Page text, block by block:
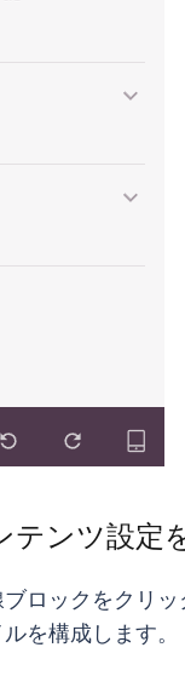
テンツ設定
ロックをクリッ
を構成します。